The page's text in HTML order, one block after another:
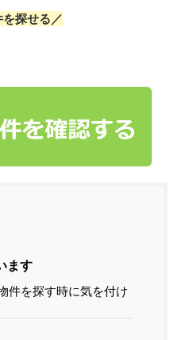
探せる／
ます
件を探す時に気を付け